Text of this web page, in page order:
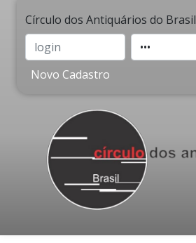
Círculo dos Antiquários do Brasil
Novo Cadastro